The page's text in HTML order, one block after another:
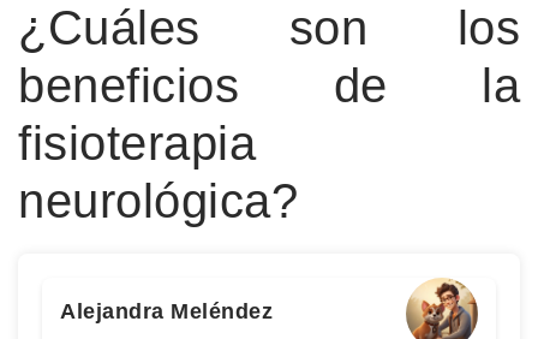
¿Cuáles son los
beneficios de la
fisioterapia
neurológica?
Alejandra Meléndez